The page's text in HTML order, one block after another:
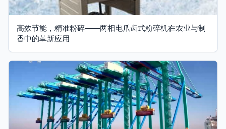
高效节能，精准粉碎——两相电爪齿式粉碎机在农业与制
香中的革新应用